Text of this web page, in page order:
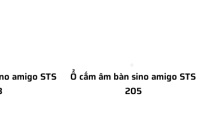
amigo STS
Ổ cắm âm bàn sino amigo STS
205